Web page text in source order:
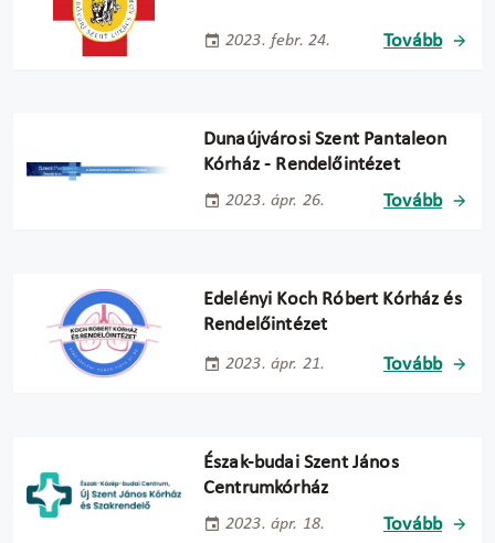
2023. febr. 24. Tovább
Dunaújvárosi Szent Pantaleon
Kórház - Rendelőintézet
2023. ápr. 26. Tovább
Edelényi Koch Róbert Kórház és
Rendelőintézet
2023. ápr. 21. Tovább
Észak-budai Szent János
Centrumkórház
2023. ápr. 18. Tovább